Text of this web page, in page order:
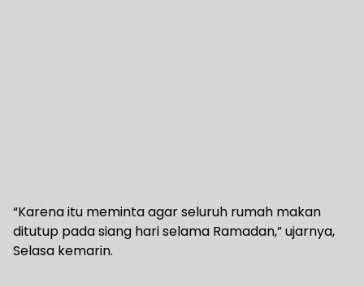
“Karena itu meminta agar seluruh rumah makan
ditutup pada siang hari selama Ramadan,” ujarnya,
Selasa kemarin.